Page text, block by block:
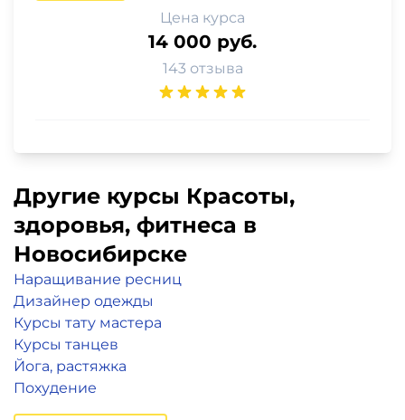
Цена курса
14 000 руб.
143 отзыва
Другие курсы Красоты,
здоровья, фитнеса в
Новосибирске
Наращивание ресниц
Дизайнер одежды
Курсы тату мастера
Курсы танцев
Йога, растяжка
Похудение